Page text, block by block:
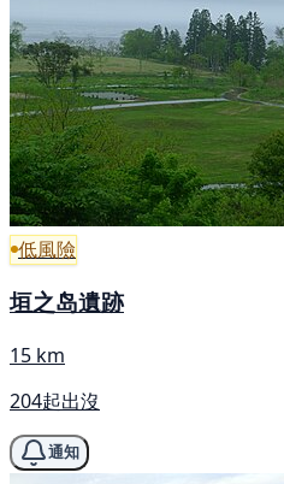
低風險
垣之岛遺跡
15 km
204起出沒
通知